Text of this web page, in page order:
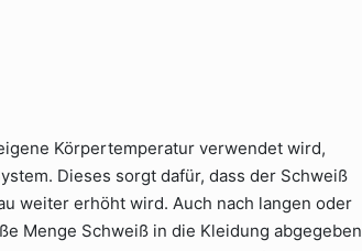
Körpertemperatur verwendet wird,
Dieses sorgt dafür, dass der Schweiß
weiter erhöht wird. Auch nach langen oder
Menge Schweiß in die Kleidung abgegeben